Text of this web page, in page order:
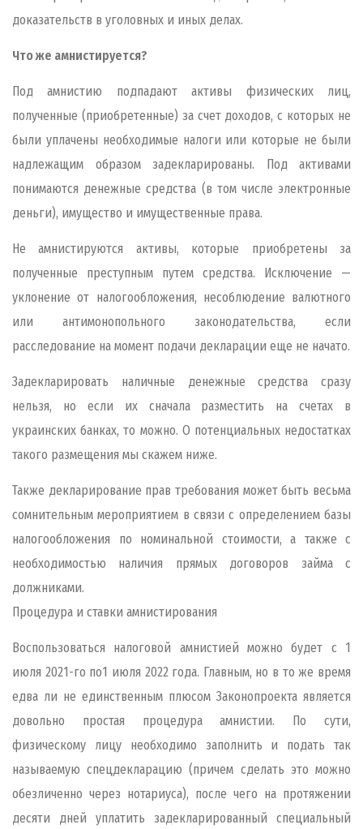
доказательств в уголовных и иных делах.
Что же амнистируется?
Под амнистию подпадают активы физических лиц,
полученные (приобретенные) за счет доходов, с которых не
были уплачены необходимые налоги или которые не были
надлежащим образом задекларированы. Под активами
понимаются денежные средства (в том числе электронные
деньги), имущество и имущественные права.
Не амнистируются активы, которые приобретены за
полученные преступным путем средства. Исключение —
уклонение от налогообложения, несоблюдение валютного
или антимонопольного законодательства, если
расследование на момент подачи декларации еще не начато.
Задекларировать наличные денежные средства сразу
нельзя, но если их сначала разместить на счетах в
украинских банках, то можно. О потенциальных недостатках
такого размещения мы скажем ниже.
Также декларирование прав требования может быть весьма
сомнительным мероприятием в связи с определением базы
налогообложения по номинальной стоимости, а также с
необходимостью наличия прямых договоров займа с
должниками.
Процедура и ставки амнистирования
Воспользоваться налоговой амнистией можно будет с 1
июля 2021-го по1 июля 2022 года. Главным, но в то же время
едва ли не единственным плюсом Законопроекта является
довольно простая процедура амнистии. По сути,
физическому лицу необходимо заполнить и подать так
называемую спецдекларацию (причем сделать это можно
обезличенно через нотариуса), после чего на протяжении
десяти дней уплатить задекларированный специальный